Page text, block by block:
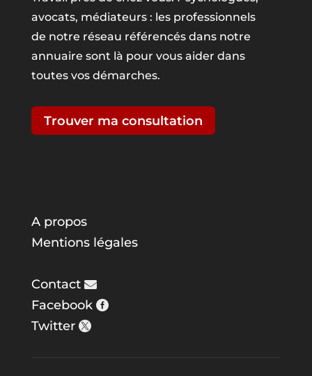
avocats, médiateurs : les professionnels
de notre réseau référencés dans notre
annuaire sont là pour vous aider dans
toutes vos démarches.
Trouver ma consultation
A propos
Mentions légales
Contact
Facebook
Twitter